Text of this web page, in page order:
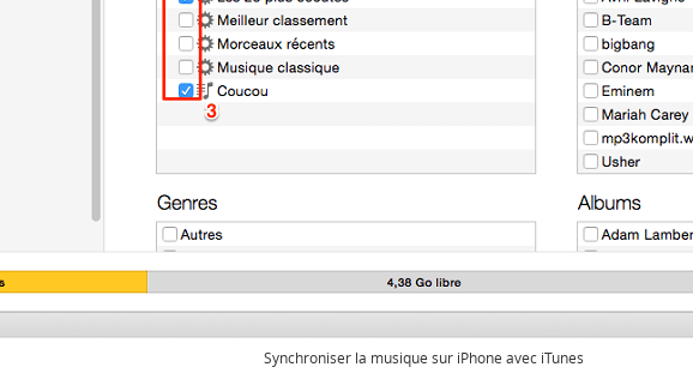
Synchroniserla musique sur iPhone avec iTunes